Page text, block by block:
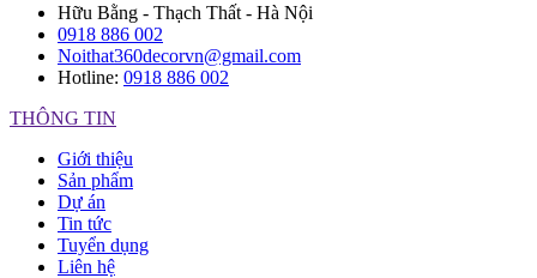
Hữu Bằng - Thạch Thất - Hà Nội
0918 886 002
Noithat360decorvn@gmail.com
Hotline: 0918 886 002
THÔNG TIN
Giới thiệu
Sản phẩm
Dự án
Tin tức
Tuyển dụng
Liên hệ